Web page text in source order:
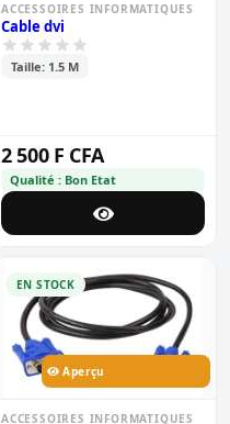
ACCESSOIRES INFORMATIQUES
Cable dvi
Taille: 1.5 M
2 500 F CFA
Qualité : Bon Etat
EN STOCK
Aperçu
ACCESSOIRES INFORMATIQUES